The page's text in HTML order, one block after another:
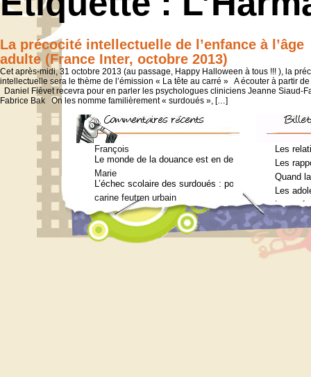
The last…
La précocité intellectuelle de l’enfance à l’âge
adulte (France Inter, octobre 2013)
Cet après-midi, 31 octobre 2013 (au passage, Happy Halloween à tous !!! ), la
intellectuelle sera le thème de l’émission « La tête au carré » A écouter à partir
Daniel Fiévet recevra pour en parler les psychologues cliniciens Jeanne Siaud-
Fabrice Bak On les nomme familièrement « surdoués », […]
François
Le monde de la douance est en deuil : Jean-Charles
Marie
L’échec scolaire des surdoués : pourquoi ? (Journal
carine feutren urbain
Petit lexique en lien avec le surdouement à l’usage
Marie
Qui consulter pour un bilan psychométrique ?
Siouplet
Qui consulter pour un bilan psychométrique ?
Les
Les
Quand
Les
Les